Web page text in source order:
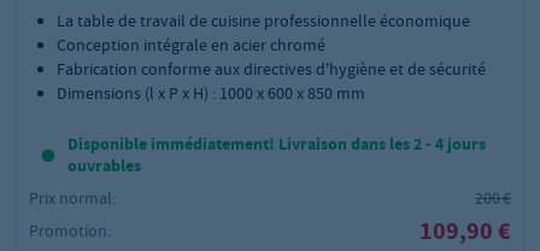
La table de travail de cuisine professionnelle économique
Conception intégrale en acier chromé
Fabrication conforme aux directives d'hygiène et de sécurité
Dimensions (l x P x H) : 1000 x 600 x 850 mm
Disponible immédiatement! Livraison dans les 2 - 4 jours
ouvrables
Prix normal:
200 €
Promotion:
109,90 €